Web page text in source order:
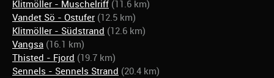
Klitmöller - Muschelriff (11.6 km)
Vandet Sö - Ostufer (12.5 km)
Klitmöller - Südstrand (12.6 km)
Vangsa (16.1 km)
Thisted - Fjord (19.7 km)
Sennels - Sennels Strand (20.4 km)